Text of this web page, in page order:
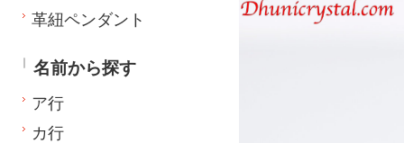
革紐ペンダント
名前から探す
ア行
カ行